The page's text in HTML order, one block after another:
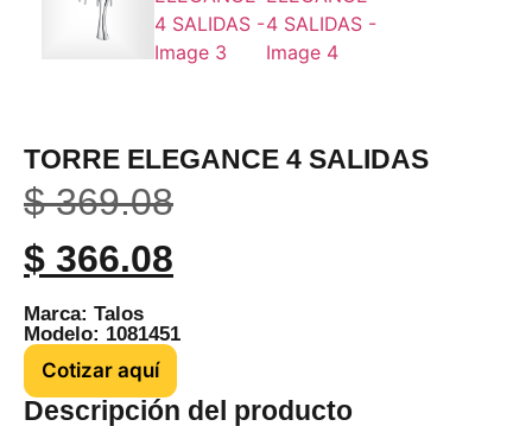
TORRE ELEGANCE 4 SALIDAS
$369.08
$ 366.08
Marca: Talos
Modelo: 1081451
Cotizar aquí
Descripción del producto